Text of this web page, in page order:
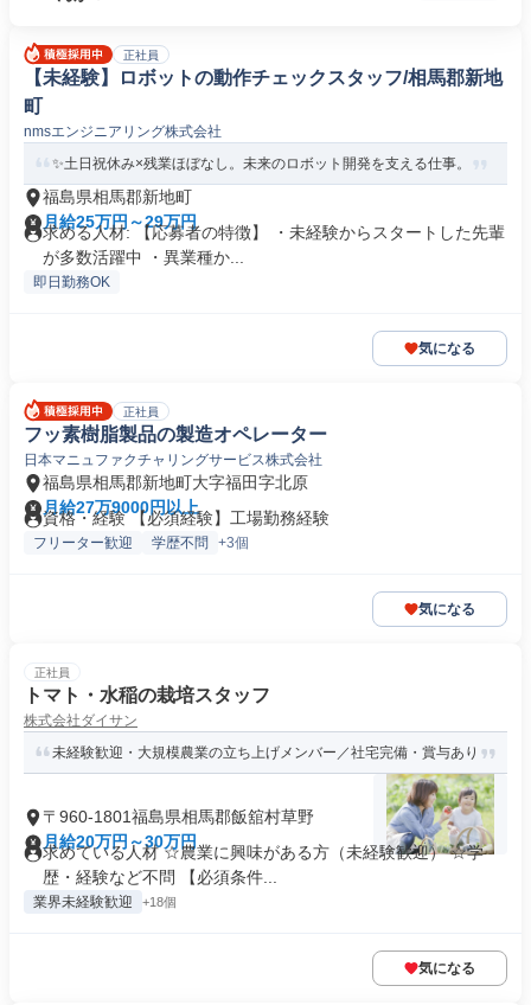
正社員
【未経験】ロボットの動作チェックスタッフ/相馬郡新地
町
nmsエンジニアリング株式会社
✨土日祝休み×残業ほぼなし。未来のロボット開発を支える仕事。
福島県相馬郡新地町
月給25万円～29万円
求める人材: 【応募者の特徴】 ・未経験からスタートした先輩
が多数活躍中 ・異業種か...
即日勤務OK
気になる
正社員
フッ素樹脂製品の製造オペレーター
日本マニュファクチャリングサービス株式会社
福島県相馬郡新地町大字福田字北原
月給27万9000円以上
資格・経験 【必須経験】工場勤務経験
フリーター歓迎 学歴不問 +3個
気になる
正社員
トマト・水稲の栽培スタッフ
株式会社ダイサン
未経験歓迎・大規模農業の立ち上げメンバー／社宅完備・賞与あり
〒960-1801福島県相馬郡飯舘村草野
月給20万円～30万円
求めている人材 ☆農業に興味がある方（未経験歓迎） ☆学
歴・経験など不問 【必須条件...
業界未経験歓迎 +18個
気になる